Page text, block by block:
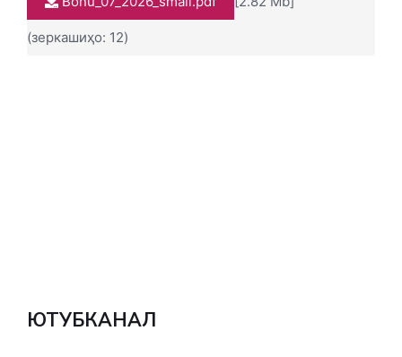
(зеркашиҳо: 12)
ЮТУБКАНАЛ